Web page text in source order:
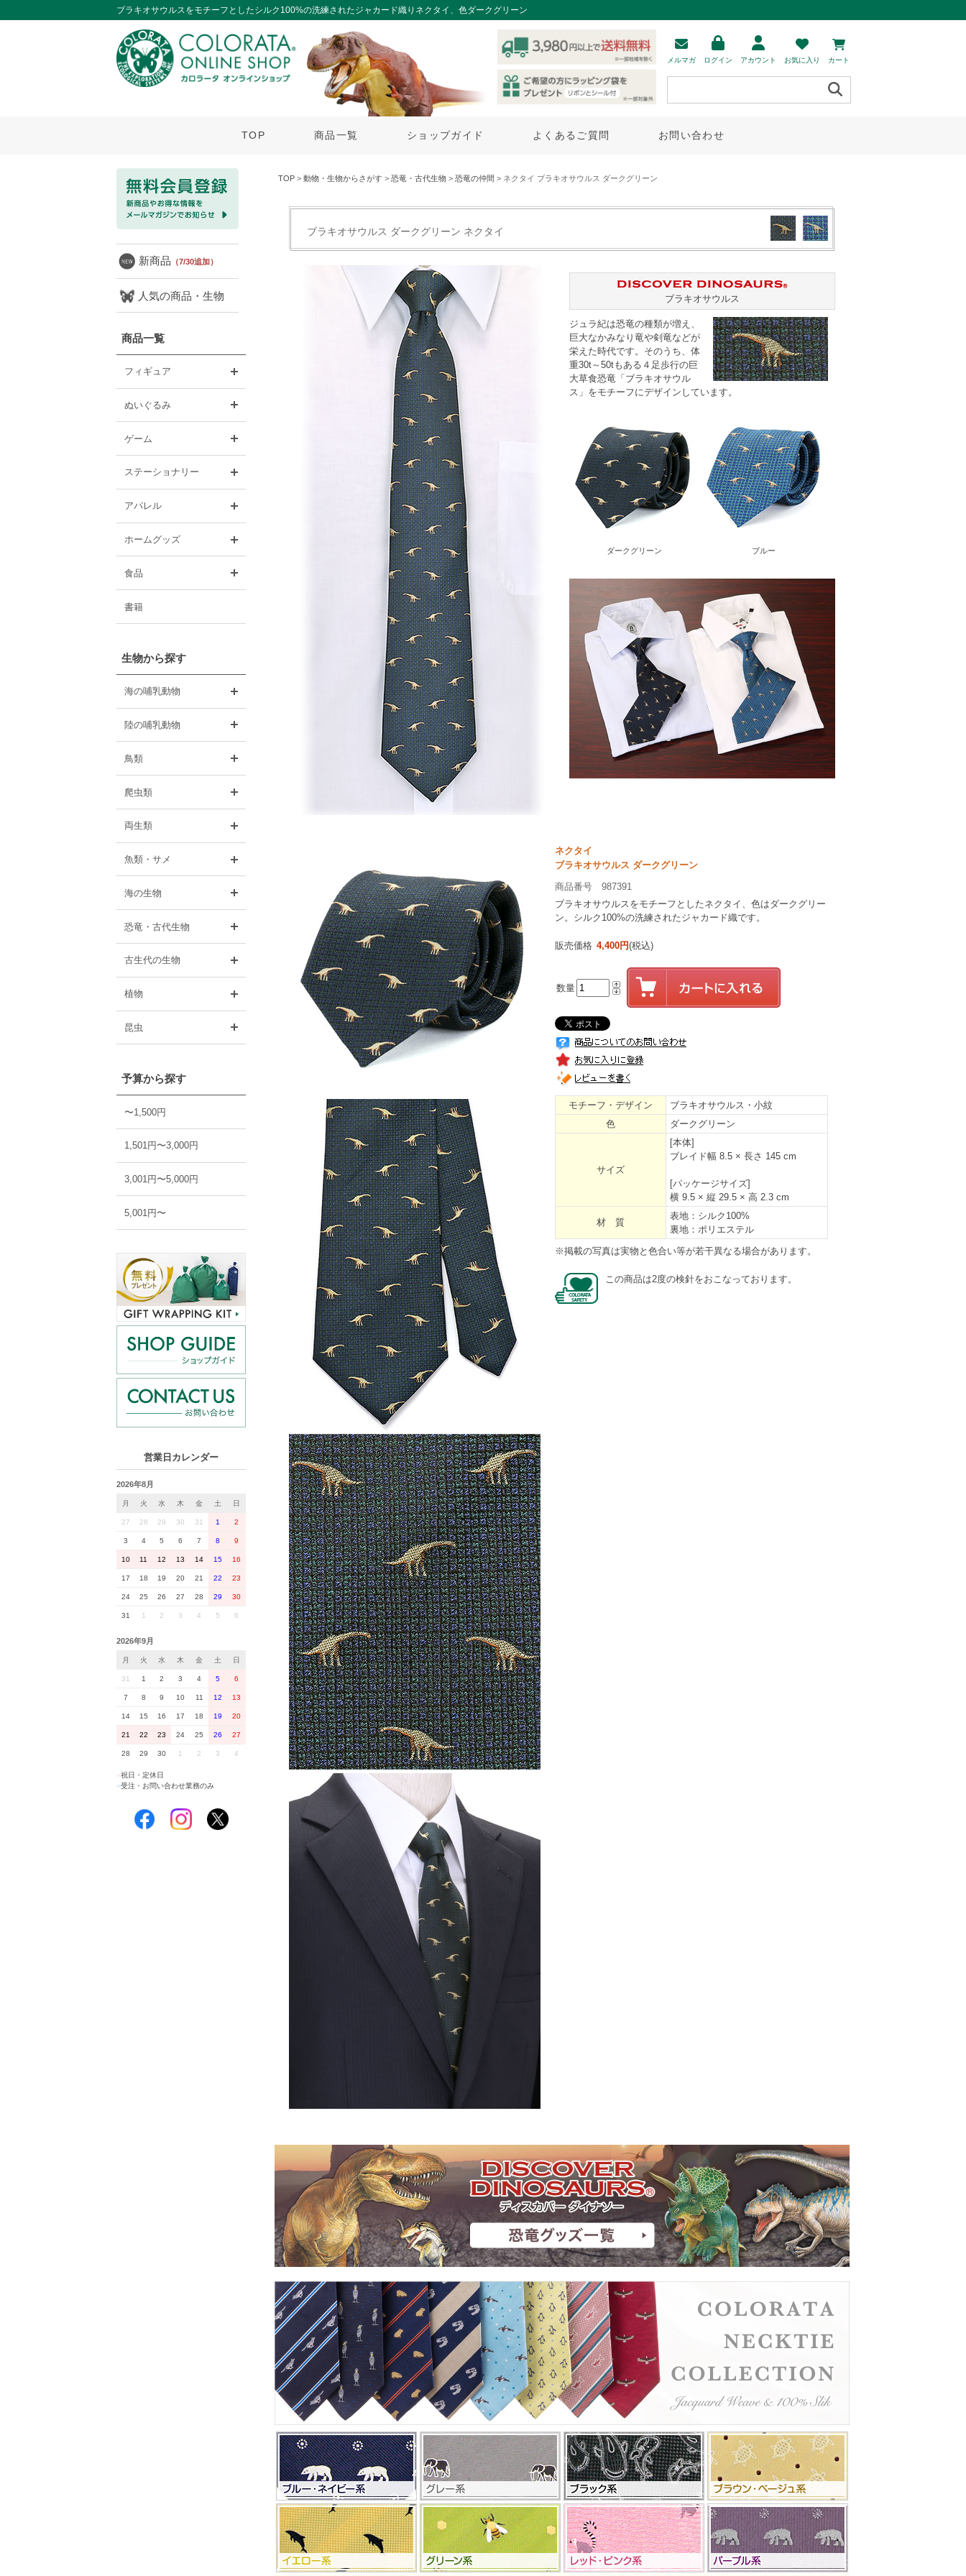
ブラキオサウルスをモチーフとしたシルク100%の洗練されたジャカード織りネクタイ、色ダークグリーン
メルマガ ログイン アカウント お気に入り カート
TOP 商品一覧 ショップガイド よくあるご質問 お問い合わせ
新商品 （7/30追加）
人気の商品・生物
商品一覧
フィギュア
ぬいぐるみ
ゲーム
ステーショナリー
アパレル
ホームグッズ
食品
書籍
生物から探す
海の哺乳動物
陸の哺乳動物
鳥類
爬虫類
両生類
魚類・サメ
海の生物
恐竜・古代生物
古生代の生物
植物
昆虫
予算から探す
〜1,500円
1,501円〜3,000円
3,001円〜5,000円
5,001円〜
営業日カレンダー
2026年8月
月 火 水 木 金 土 日
27 28 29 30 31 1 2
3 4 5 6 7 8 9
10 11 12 13 14 15 16
17 18 19 20 21 22 23
24 25 26 27 28 29 30
31 1 2 3 4 5 6
2026年9月
月 火 水 木 金 土 日
31 1 2 3 4 5 6
7 8 9 10 11 12 13
14 15 16 17 18 19 20
21 22 23 24 25 26 27
28 29 30 1 2 3 4
祝日・定休日
■受注・お問い合わせ業務のみ
TOP > 動物・生物からさがす > 恐竜・古代生物 > 恐竜の仲間 > ネクタイ ブラキオサウルス ダークグリーン
ブラキオサウルス ダークグリーン ネクタイ
ブラキオサウルス
ジュラ紀は恐竜の種類が増え、
巨大なかみなり竜や剣竜などが
栄えた時代です。そのうち、体
重30t～50tもある４足歩行の巨
大草食恐竜「ブラキオサウル
ス」をモチーフにデザインしています。
ダークグリーン ブルー
ネクタイ
ブラキオサウルス ダークグリーン
商品番号 987391
ブラキオサウルスをモチーフとしたネクタイ、色はダークグリー
ン。シルク100%の洗練されたジャカード織です。
販売価格 4,400円(税込)
数量
モチーフ・デザイン
ブラキオサウルス・小紋
色
ダークグリーン
サイズ
[本体]
ブレイド幅 8.5 × 長さ 145 cm
[パッケージサイズ]
横 9.5 × 縦 29.5 × 高 2.3 cm
材 質
表地：シルク100%
裏地：ポリエステル
※掲載の写真は実物と色合い等が若干異なる場合があります。
この商品は2度の検針をおこなっております。